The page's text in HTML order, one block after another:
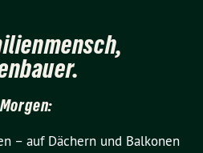
– auf Dächern und Balkonen